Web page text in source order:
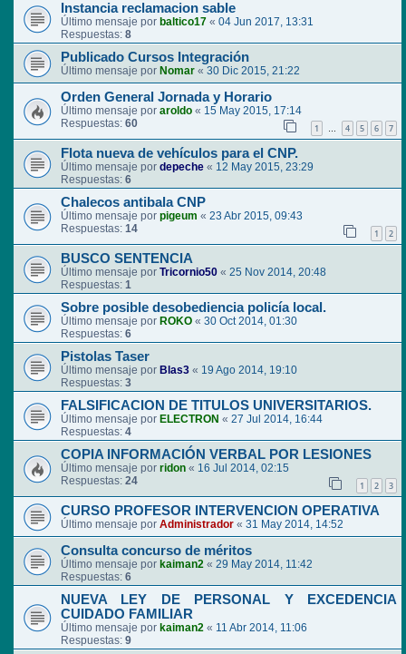
Instancia reclamacion sable
Último mensaje por baltico17 « 04 Jun 2017, 13:31
Respuestas: 8
Publicado Cursos Integración
Último mensaje por Nomar « 30 Dic 2015, 21:22
Orden General Jornada y Horario
Último mensaje por aroldo « 15 May 2015, 17:14
Respuestas: 60 1 … 4 5 6 7
Flota nueva de vehículos para el CNP.
Último mensaje por depeche « 12 May 2015, 23:29
Respuestas: 6
Chalecos antibala CNP
Último mensaje por pigeum « 23 Abr 2015, 09:43
Respuestas: 14 1 2
BUSCO SENTENCIA
Último mensaje por Tricornio50 « 25 Nov 2014, 20:48
Respuestas: 1
Sobre posible desobediencia policía local.
Último mensaje por ROKO « 30 Oct 2014, 01:30
Respuestas: 6
Pistolas Taser
Último mensaje por Blas3 « 19 Ago 2014, 19:10
Respuestas: 3
FALSIFICACION DE TITULOS UNIVERSITARIOS.
Último mensaje por ELECTRON « 27 Jul 2014, 16:44
Respuestas: 4
COPIA INFORMACIÓN VERBAL POR LESIONES
Último mensaje por ridon « 16 Jul 2014, 02:15
Respuestas: 24 1 2 3
CURSO PROFESOR INTERVENCION OPERATIVA
Último mensaje por Administrador « 31 May 2014, 14:52
Consulta concurso de méritos
Último mensaje por kaiman2 « 29 May 2014, 11:42
Respuestas: 6
NUEVA LEY DE PERSONAL Y EXCEDENCIA
CUIDADO FAMILIAR
Último mensaje por kaiman2 « 11 Abr 2014, 11:06
Respuestas: 9